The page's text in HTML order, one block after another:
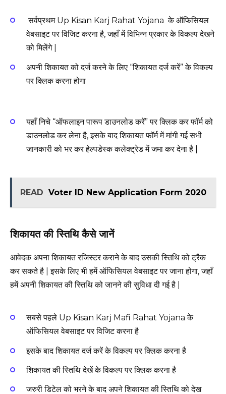
सर्वप्रथम Up Kisan Karj Rahat Yojana के ऑफिसियल
वेबसाइट पर विजिट करना है, जहाँ में विभिन्न प्रकार के विकल्प देखने
को मिलेंगे |
अपनी शिकायत को दर्ज करने के लिए “शिकायत दर्ज करें” के विकल्प
पर क्लिक करना होगा
यहाँ निचे “ऑफलाइन पारूप डाउनलोड करें” पर क्लिक कर फॉर्म को
डाउनलोड कर लेना है, इसके बाद शिकायत फॉर्म में मांगी गई सभी
जानकारी को भर कर हेल्पडेस्क कलेक्ट्रेड में जमा कर देना है |
READ Voter ID New Application Form 2020
शिकायत की स्तिथि कैसे जानें
आवेदक अपना शिकायत रजिस्टर कराने के बाद उसकी स्तिथि को ट्रैक
कर सकते है | इसके लिए भी हमें ऑफिसियल वेबसाइट पर जाना होगा, जहाँ
हमें अपनी शिकायत की स्तिथि को जानने की सुविधा दी गई है |
सबसे पहले Up Kisan Karj Mafi Rahat Yojana के
ऑफिसियल वेबसाइट पर विजिट करना है
इसके बाद शिकायत दर्ज करें के विकल्प पर क्लिक करना है
शिकायत की स्तिथि देखें के विकल्प पर क्लिक करना है
जरुरी डिटेल को भरने के बाद अपने शिकायत की स्तिथि को देख